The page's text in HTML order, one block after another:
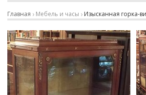
Главная Мебель и часы Изысканная горка-